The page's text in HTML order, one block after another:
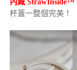
杯蓋一整個完美！